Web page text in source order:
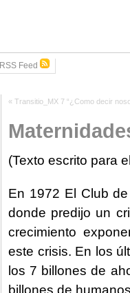
RSS Feed
« Transitio_MX 7 “¿Como decir
(Texto escrito para
En 1972 El Club
donde predijo un
crecimiento
este crisis. En los
los 7 billones de
billones de